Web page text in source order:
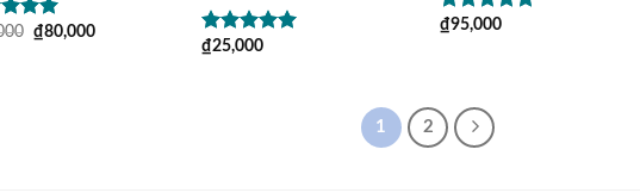
xếp
₫80,000
Được xếp
₫25,000
Được xếp
₫95,000
1 2